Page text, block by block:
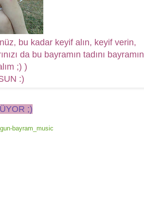
bu kadar keyif alın, keyif verin,
da bu bayramın tadını bayramın
;) )
:)
;)
bayram_music